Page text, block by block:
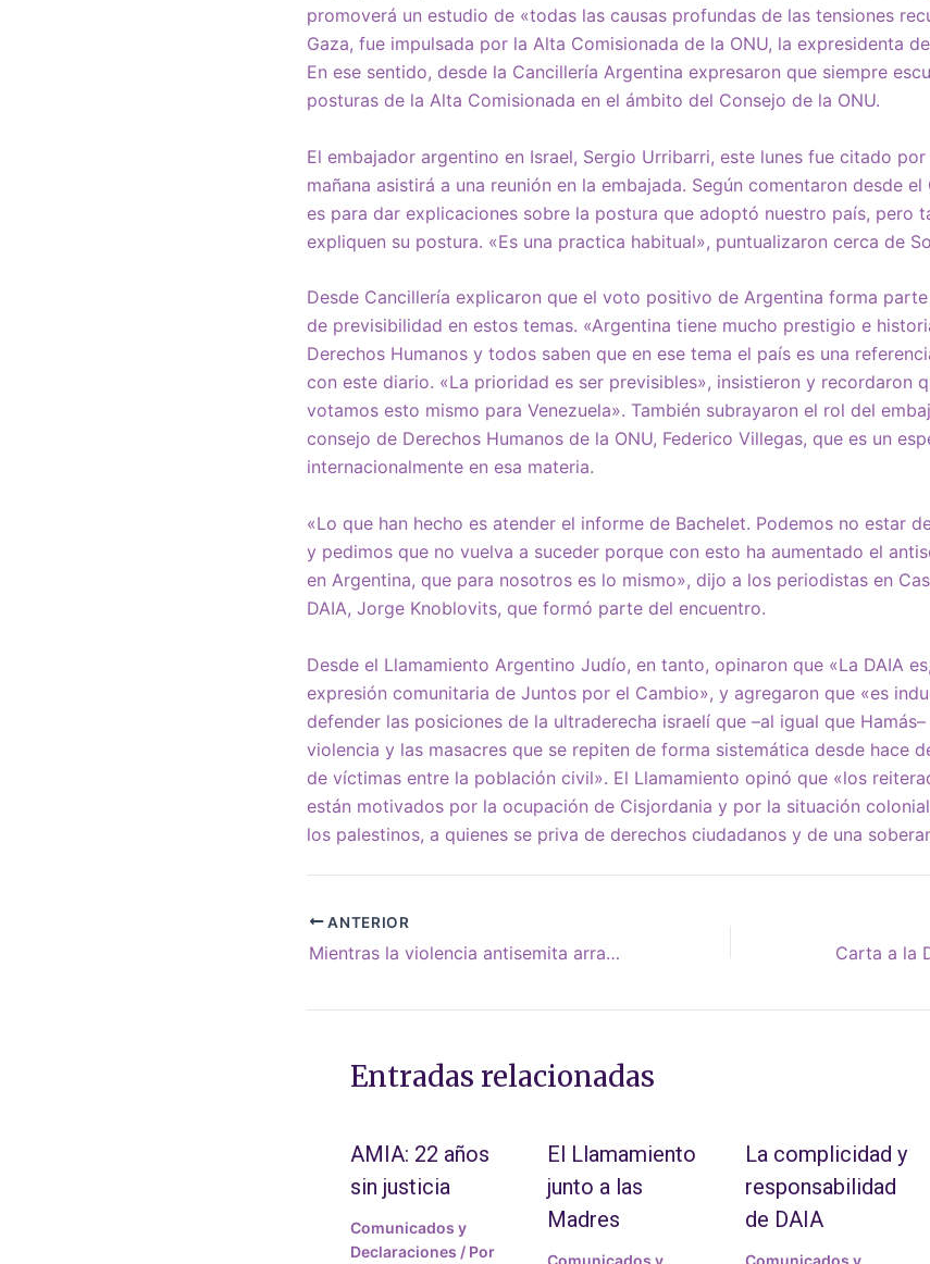
promoverá un estudio de «todas las causas profundas de las tensiones
Gaza, fue impulsada por la Alta Comisionada de la ONU, la expresidenta
En ese sentido, desde la Cancillería Argentina expresaron que siempre
posturas de la Alta Comisionada en el ámbito del Consejo de la ONU.
El embajador argentino en Israel, Sergio Urribarri, este lunes fue citado
mañana asistirá a una reunión en la embajada. Según comentaron desde
es para dar explicaciones sobre la postura que adoptó nuestro país, pero
expliquen su postura. «Es una practica habitual», puntualizaron cerca de
Desde Cancillería explicaron que el voto positivo de Argentina forma
de previsibilidad en estos temas. «Argentina tiene mucho prestigio e
Derechos Humanos y todos saben que en ese tema el país es una
con este diario. «La prioridad es ser previsibles», insistieron y recordaron
votamos esto mismo para Venezuela». También subrayaron el rol del
consejo de Derechos Humanos de la ONU, Federico Villegas, que es un
internacionalmente en esa materia.
«Lo que han hecho es atender el informe de Bachelet. Podemos no estar
y pedimos que no vuelva a suceder porque con esto ha aumentado el
en Argentina, que para nosotros es lo mismo», dijo a los periodistas en
DAIA, Jorge Knoblovits, que formó parte del encuentro.
Desde el Llamamiento Argentino Judío, en tanto, opinaron que «La DAIA
expresión comunitaria de Juntos por el Cambio», y agregaron que «es
defender las posiciones de la ultraderecha israelí que –al igual que
violencia y las masacres que se repiten de forma sistemática desde hace
de víctimas entre la población civil». El Llamamiento opinó que «los
están motivados por la ocupación de Cisjordania y por la situación
los palestinos, a quienes se priva de derechos ciudadanos y de una
ANTERIOR
Mientras la violencia antisemita arrasa en Estados Unidos, los sionistas progresistas se disputan un espacio a la izquierda
Entradas relacionadas
AMIA: 22 años
sin justicia
Comunicados y
Declaraciones / Por
El Llamamiento
junto a las
Madres
La complicidad y
responsabilidad
de DAIA